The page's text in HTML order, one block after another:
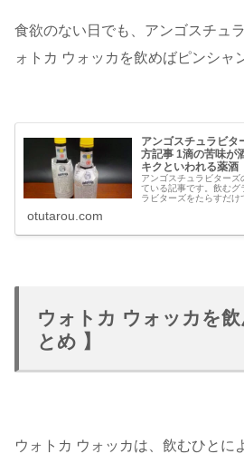
食欲のない日でも、アンゴスチュ
ォトカ ウォッカを飲めばピンシャ
アンゴスチュラビタ
方記事 1滴の苦味が
キクといわれる薬酒
アンゴスチュラビター
ている記事です。飲むグ
ラビターズをたらすだけ
otutarou.com
ウォトカ ウォッカを飲
とめ 】
ウォトカ ウォッカは、飲むひとに